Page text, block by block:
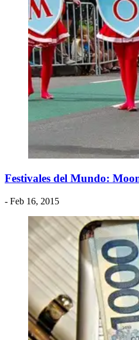
Festivales del Mundo:
- Feb 16, 2015